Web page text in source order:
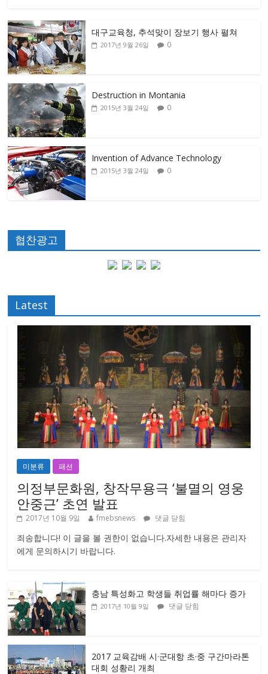
대구교육청, 추석맞이 장보기 행사 펼쳐
2017년 9월 26일 0
Destruction in Montania
2015년 3월 24일 0
Invention of Advance Technology
2015년 3월 24일 0
협찬광고
Latest
미분류 패션
의정부문화원, 창작무용극 ‘불멸의 영웅
안중근’ 초연 발표
2017년 10월 9일 fmebsnews 댓글 닫힘
죄송합니다! 이 글을 볼 권한이 없습니다.자세한 내용은 관리자
에게 문의하시기 바랍니다.
충남 특성화고 학생들 취업률 해마다 증가
2017년 10월 9일 댓글 닫힘
2017 교육감배 시·군대항 초·중 구간마라톤
대회 성황리 개최